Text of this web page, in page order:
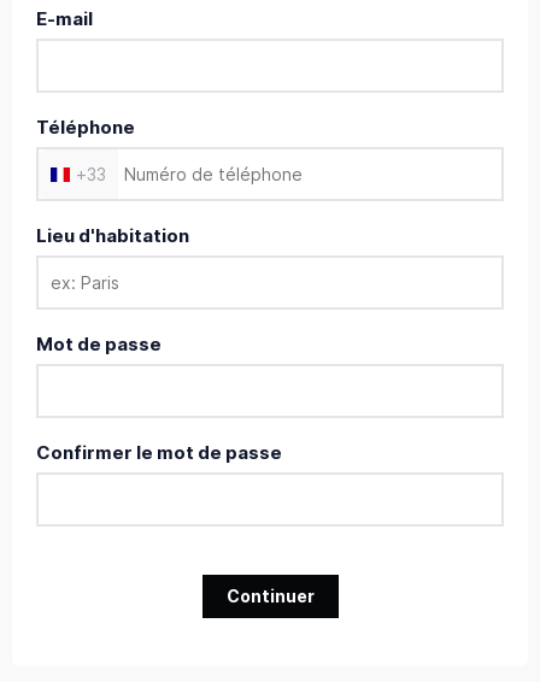
E-mail
Téléphone
+33
Lieu d'habitation
Mot de passe
Confirmer le mot de passe
Continuer